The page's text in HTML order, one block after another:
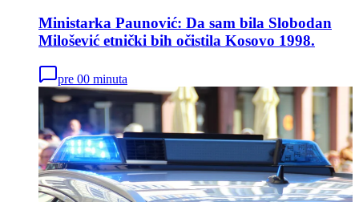
Ministarka Paunović: Da sam bila Slobodan
Milošević etnički bih očistila Kosovo 1998.
pre 00 minuta